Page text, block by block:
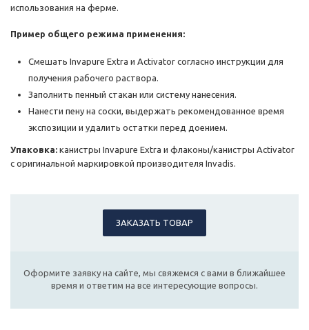
использования на ферме.
Пример общего режима применения:
Смешать Invapure Extra и Activator согласно инструкции для
получения рабочего раствора.
Заполнить пенный стакан или систему нанесения.
Нанести пену на соски, выдержать рекомендованное время
экспозиции и удалить остатки перед доением.
Упаковка: канистры Invapure Extra и флаконы/канистры Activator
с оригинальной маркировкой производителя Invadis.
ЗАКАЗАТЬ ТОВАР
Оформите заявку на сайте, мы свяжемся с вами в ближайшее
время и ответим на все интересующие вопросы.